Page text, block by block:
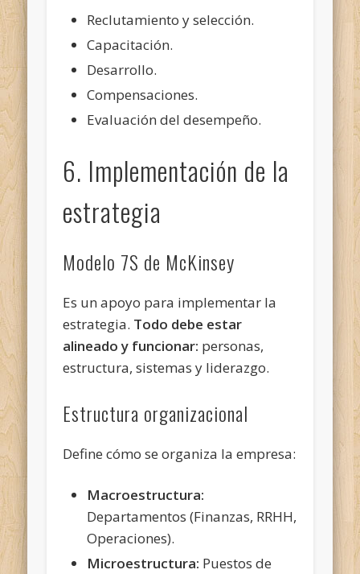
Reclutamiento y selección.
Capacitación.
Desarrollo.
Compensaciones.
Evaluación del desempeño.
6. Implementación de la
estrategia
Modelo 7S de McKinsey
Es un apoyo para implementar la
estrategia. Todo debe estar
alineado y funcionar: personas,
estructura, sistemas y liderazgo.
Estructura organizacional
Define cómo se organiza la empresa:
Macroestructura:
Departamentos (Finanzas, RRHH,
Operaciones).
Microestructura: Puestos de